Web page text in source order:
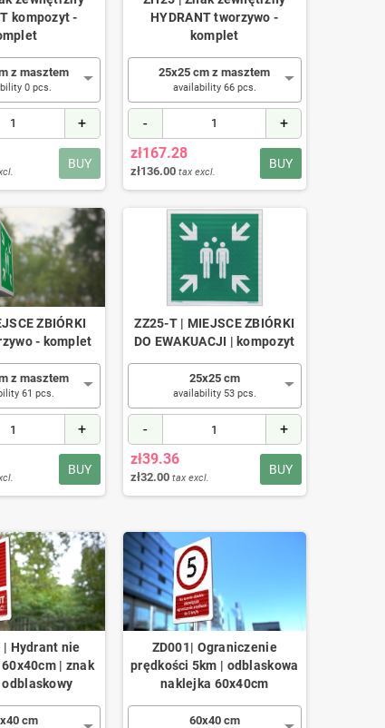
kompozyt -
z masztem
0 pcs.
+
BUY
HYDRANT tworzywo -
komplet
25x25 cm z masztem
availability 66 pcs.
- +
BUY
zł167.28
zł136.00 tax excl.
ZBIÓRKI
- komplet
z masztem
61 pcs.
+
BUY
ZZ25-T | MIEJSCE ZBIÓRKI
DO EWAKUACJI | kompozyt
25x25 cm
availability 53 pcs.
- +
BUY
zł39.36
zł32.00 tax excl.
| Hydrant nie
| znak
cm
ZD001| Ograniczenie
prędkości 5km | odblaskowa
naklejka 60x40cm
60x40 cm